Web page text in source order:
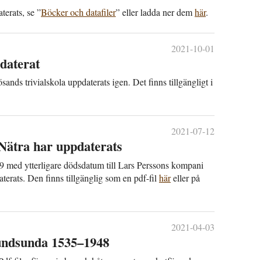
se ”Böcker och datafiler” eller ladda ner demhär.
2021-10-01
trivial­skola upp­daterats igen. Det finns till­gängligt i
2021-07-12
har upp­daterats
ytterligare dödsdatum till Lars Perssons kompani
Den finns till­gänglig som en pdf-fil häreller på
2021-04-03
1535–1948